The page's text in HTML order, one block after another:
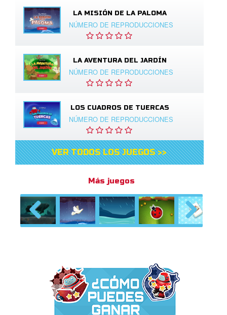
LA MISIÓN DE LA PALOMA
NÚMERO DE REPRODUCCIONES
LA AVENTURA DEL JARDÍN
NÚMERO DE REPRODUCCIONES
LOS CUADROS DE TUERCAS
NÚMERO DE REPRODUCCIONES
VER TODOS LOS JUEGOS >>
Más juegos
Previous Next